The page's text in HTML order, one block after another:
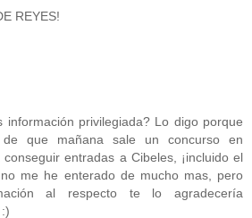
REYES!
información privilegiada? Lo digo porque
que mañana sale un concurso en
conseguir entradas a Cibeles, ¡incluido el
me he enterado de mucho mas, pero
al respecto te lo agradecería